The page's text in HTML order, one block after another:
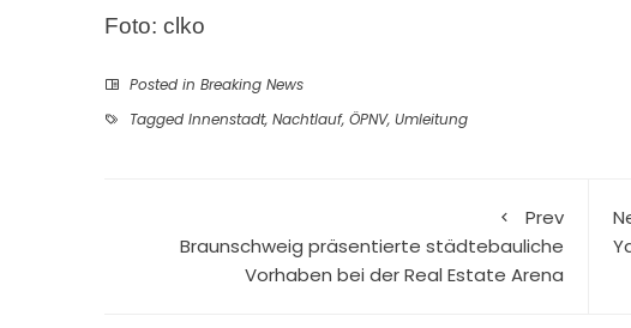
Foto: clko
Posted in Breaking News
Tagged Innenstadt, Nachtlauf, ÖPNV, Umleitung
Prev
Braunschweig präsentierte städtebauliche
Vorhaben bei der Real Estate Arena